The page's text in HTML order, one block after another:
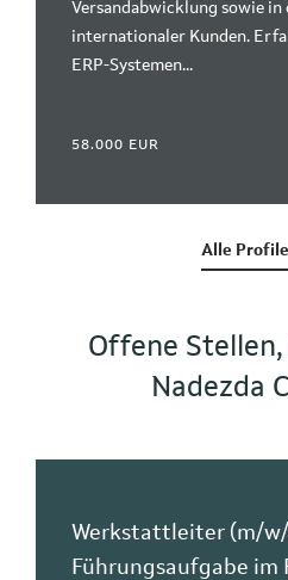
Versandabwicklung sowie in
internationaler Kunden.
ERP-Systemen...
58.000 EUR
Alle Profile
Offene
Nadezda
Werkstattleiter (m/
Führungsaufgabe im